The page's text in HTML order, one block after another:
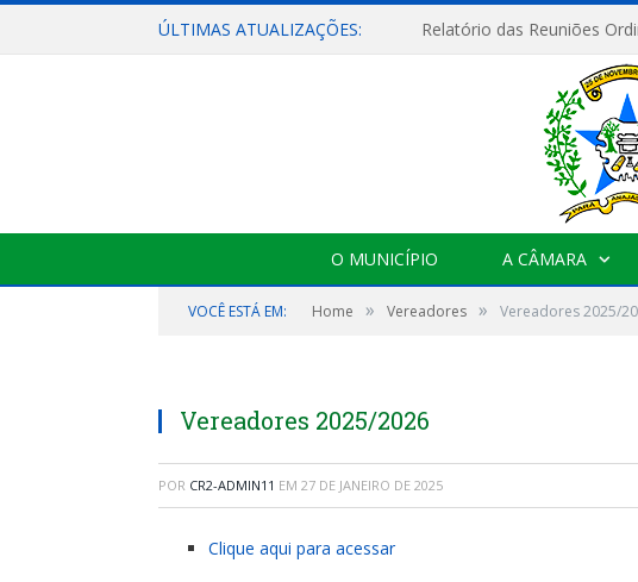
ÚLTIMAS ATUALIZAÇÕES: Relatório das Reuniões
O MUNICÍPIO A CÂMARA
VOCÊ ESTÁ EM: Home » Vereadores » Vereadores 2025/
Vereadores 2025/2026
POR CR2-ADMIN11 EM 27 DE JANEIRO DE 2025
Clique aqui para acessar